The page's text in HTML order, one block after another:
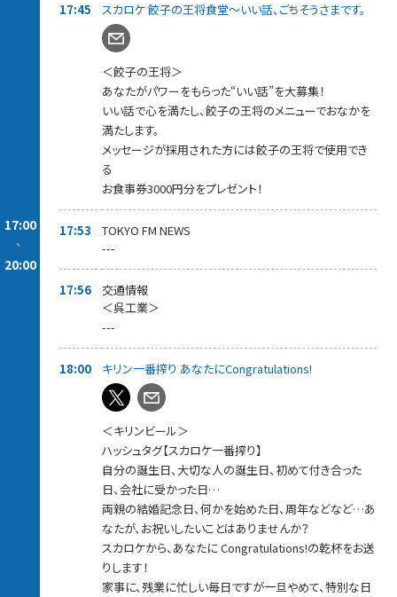
17:00
-
20:00
雑誌「TURNS」プロデューサー【 堀口正裕 】さんが
最新の移住事情をお届けしていきます。
今回は、【 福島県本宮市 】をピックアップ！
18:40～【 押忍！スカロケ道場 】
浜崎師範が極上な喝をあなたに注入！
みなさんの勝負時のメッセージをお待ちしています。
紹介された方には【 眠眠打破1ケース10本入り】をプレゼント。
メッセージはスカロケのアプリ、またはホームページから！
19:05～【 スカロケ一番搾り～1番カラオケ 】
曜日替わりでスカロケの一番搾りなコーナーをお届けしていま
木曜日は「一番カラオケ」
あなたの今の気持ちを曲に乗せて、こっそり一番だけ歌ってくだ
さい！
見事歌いきった方には「KIRIN 一番搾り」をプレゼント！
詳しくは我が社のアプリ＆HPをご覧ください。
番組PODCAST
17:45 スカロケ 餃子の王将食堂～いい話、ごちそうさまです。
＜餃子の王将＞
あなたがパワーをもらった“いい話”を大募集！
いい話で心を満たし、餃子の王将のメニューでおなかを
満たします。
メッセージが採用された方には餃子の王将で使用でき
る
お食事券3000円分をプレゼント！
17:53
TOKYO FM NEWS
---
17:56
交通情報
＜呉工業＞
---
18:00 キリン一番搾り あなたにCongratulations!
＜キリンビール＞
ハッシュタグ【スカロケ一番搾り】
自分の誕生日、大切な人の誕生日、初めて付き合った
日、会社に受かった日…
両親の結婚記念日、何かを始めた日、周年などなど…あ
なたが、お祝いしたいことはありませんか？
スカロケから、あなたに Congratulations!の乾杯をお送
りします！
家事に、残業に忙しい毎日ですが一旦やめて、特別な日